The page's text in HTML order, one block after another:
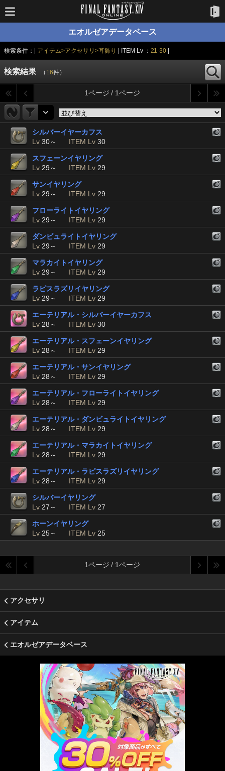
エオルゼアデータベース
検索条件：| アイテム>アクセサリ>耳飾り | ITEM Lv ： 21-30
検索結果 （ 16件）
1ページ / 1ページ
シルバーイヤーカフス
Lv 30～ ITEM Lv 30
スフェーンイヤリング
Lv 29～ ITEM Lv 29
サンイヤリング
Lv 29～ ITEM Lv 29
フローライトイヤリング
Lv 29～ ITEM Lv 29
ダンビュライトイヤリング
Lv 29～ ITEM Lv 29
マラカイトイヤリング
Lv 29～ ITEM Lv 29
ラピスラズリイヤリング
Lv 29～ ITEM Lv 29
エーテリアル・シルバーイヤーカフス
Lv 28～ ITEM Lv 30
エーテリアル・スフェーンイヤリング
Lv 28～ ITEM Lv 29
エーテリアル・サンイヤリング
Lv 28～ ITEM Lv 29
エーテリアル・フローライトイヤリング
Lv 28～ ITEM Lv 29
エーテリアル・ダンビュライトイヤリング
Lv 28～ ITEM Lv 29
エーテリアル・マラカイトイヤリング
Lv 28～ ITEM Lv 29
エーテリアル・ラピスラズリイヤリング
Lv 28～ ITEM Lv 29
シルバーイヤリング
Lv 27～ ITEM Lv 27
ホーンイヤリング
Lv 25～ ITEM Lv 25
1ページ / 1ページ
アクセサリ
アイテム
エオルゼアデータベース